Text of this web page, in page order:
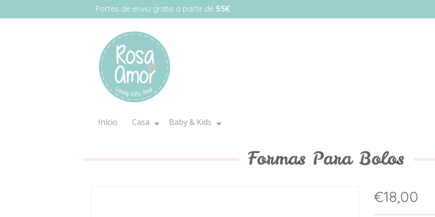
Portes de envio grátis a partir de 55€
Início Casa Baby & Kids
Formas Para Bolos
€18,00